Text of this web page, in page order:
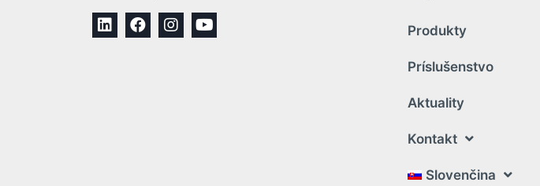
Produkty
Príslušenstvo
Aktuality
Kontakt
Slovenčina